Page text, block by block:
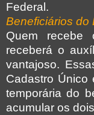
Federal.
Beneficiários do
Quem recebe
receberá o
vantajoso.
Cadastro Único
temporária do
acumular os